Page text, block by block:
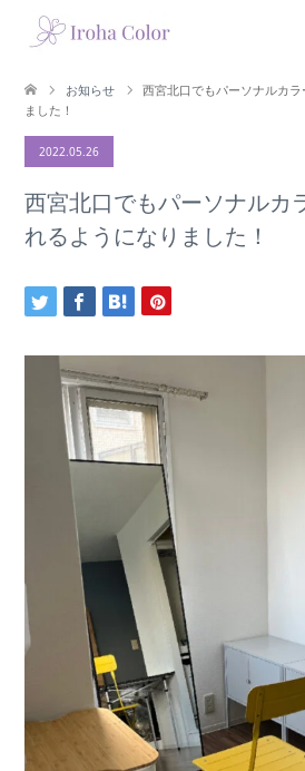
お知らせ
西宮北口でもパーソナルカ
ました！
2022.05.26
西宮北口でもパーソナルカ
れるようになりました！